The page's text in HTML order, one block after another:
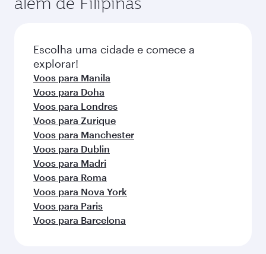
Consulte as informações do voo no momento
da rota e disponibilidade das classes de
Escolha uma cidade e comece a
explorar!
Voos para Manila
Voos para Doha
Voos para Londres
Voos para Zurique
Voos para Manchester
Voos para Dublin
Voos para Madri
Voos para Roma
Voos para Nova York
Voos para Paris
Voos para Barcelona